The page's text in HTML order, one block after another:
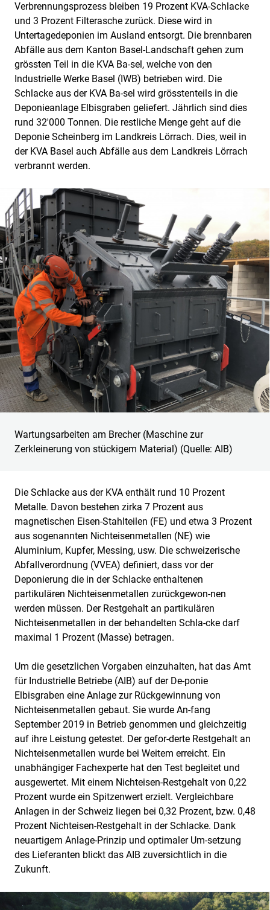
Verbrennungsprozess bleiben 19 Prozent KVA-Schlacke
und 3 Prozent Filterasche zurück. Diese wird in
Untertagedeponien im Ausland entsorgt. Die brennbaren
Abfälle aus dem Kanton Basel-Landschaft gehen zum
grössten Teil in die KVA Ba-sel, welche von den
Industrielle Werke Basel (IWB) betrieben wird. Die
Schlacke aus der KVA Ba-sel wird grösstenteils in die
Deponieanlage Elbisgraben geliefert. Jährlich sind dies
rund 32'000 Tonnen. Die restliche Menge geht auf die
Deponie Scheinberg im Landkreis Lörrach. Dies, weil in
der KVA Basel auch Abfälle aus dem Landkreis Lörrach
verbrannt werden.
Wartungsarbeiten am Brecher (Maschine zur
Zerkleinerung von stückigem Material) (Quelle: AIB)
Die Schlacke aus der KVA enthält rund 10 Prozent
Metalle. Davon bestehen zirka 7 Prozent aus
magnetischen Eisen-Stahlteilen (FE) und etwa 3 Prozent
aus sogenannten Nichteisenmetallen (NE) wie
Aluminium, Kupfer, Messing, usw. Die schweizerische
Abfallverordnung (VVEA) definiert, dass vor der
Deponierung die in der Schlacke enthaltenen
partikulären Nichteisenmetallen zurückgewon-nen
werden müssen. Der Restgehalt an partikulären
Nichteisenmetallen in der behandelten Schla-cke darf
maximal 1 Prozent (Masse) betragen.
Um die gesetzlichen Vorgaben einzuhalten, hat das Amt
für Industrielle Betriebe (AIB) auf der De-ponie
Elbisgraben eine Anlage zur Rückgewinnung von
Nichteisenmetallen gebaut. Sie wurde An-fang
September 2019 in Betrieb genommen und gleichzeitig
auf ihre Leistung getestet. Der gefor-derte Restgehalt an
Nichteisenmetallen wurde bei Weitem erreicht. Ein
unabhängiger Fachexperte hat den Test begleitet und
ausgewertet. Mit einem Nichteisen-Restgehalt von 0,22
Prozent wurde ein Spitzenwert erzielt. Vergleichbare
Anlagen in der Schweiz liegen bei 0,32 Prozent, bzw. 0,48
Prozent Nichteisen-Restgehalt in der Schlacke. Dank
neuartigem Anlage-Prinzip und optimaler Um-setzung
des Lieferanten blickt das AIB zuversichtlich in die
Zukunft.